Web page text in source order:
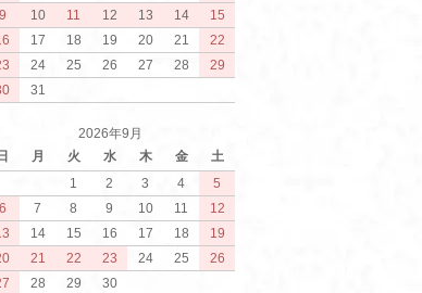
9
10 11 12 13 14
15
17 18 19 20 21
22
24 25 26 27 28
29
31
2026年9月
日
月 火 水 木 金
土
1
2 3 4
5
6
7 8 9 10 11
12
14 15 16 17 18
19
21 22 23 24 25
26
28 29 30